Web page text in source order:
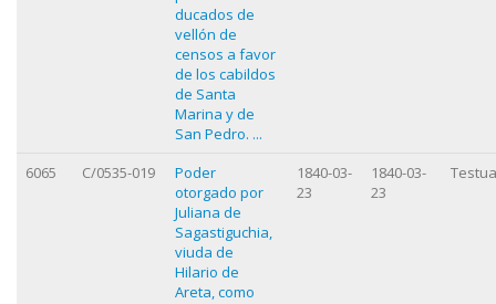
ducados de
vellón de
censos a favor
de los cabildos
de Santa
Marina y de
San Pedro. ...
6065
C/0535-019
Poder
otorgado por
Juliana de
Sagastiguchia,
viuda de
Hilario de
Areta, como
1840-03-
23
1840-03-
23